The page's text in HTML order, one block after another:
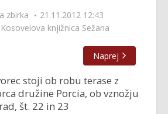
zbirka
21.11.2012 12:43
Kosovelova knjižnica Sežana
Naprej
stoji ob robu terase z
družine Porcia, ob vznožju
št. 22 in 23